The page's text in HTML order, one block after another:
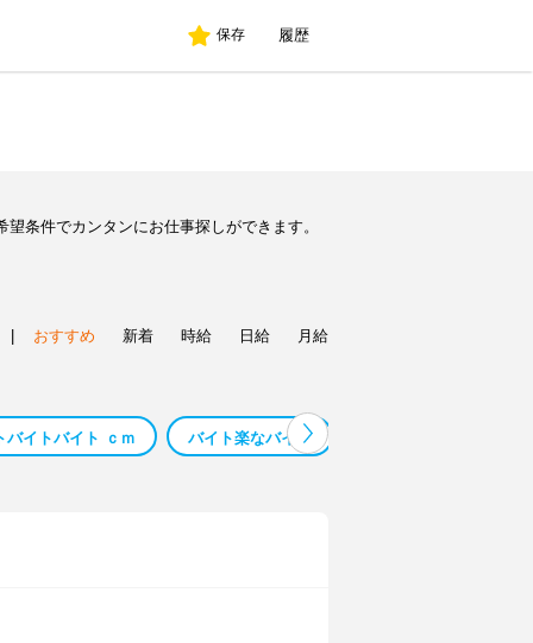
保存 履歴
条件でカンタンにお仕事探しができます。
おすすめ 新着 時給 日給 月給
バイトバイト ｃｍ バイト楽なバイト